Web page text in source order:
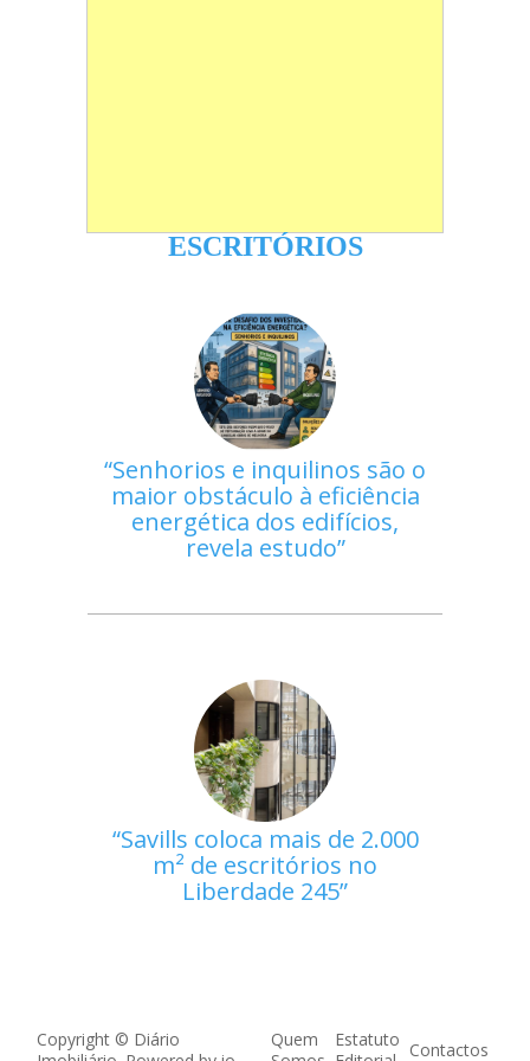
ESCRITÓRIOS
Senhorios e inquilinos são o
maior obstáculo à eficiência
energética dos edifícios,
revela estudo
Savills coloca mais de 2.000
m² de escritórios no
Liberdade 245
Copyright © Diário
Quem
Estatuto Contactos